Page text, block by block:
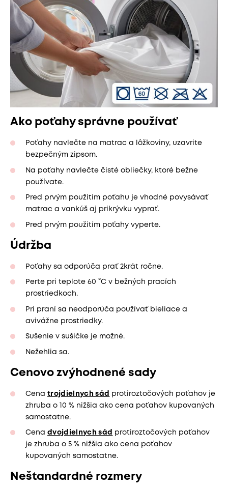
Ako poťahy správne používať
Poťahy navlečte na matrac a lôžkoviny, uzavrite
bezpečným zipsom.
Na poťahy navlečte čisté obliečky, ktoré bežne
používate.
Pred prvým použitím poťahu je vhodné povysávať
matrac a vankúš aj prikrývku vyprať.
Pred prvým použitím poťahy vyperte.
Údržba
Poťahy sa odporúča prať 2krát ročne.
Perte pri teplote 60 °C v bežných pracích
prostriedkoch.
Pri praní sa neodporúča používať bieliace a
avivážne prostriedky.
Sušenie v sušičke je možné.
Nežehlia sa.
Cenovo zvýhodnené sady
Cena trojdielnych sád
protiroztočových poťahov je
zhruba o 10 % nižšia ako cena poťahov kupovaných
samostatne.
Cena dvojdielnych sád
protiroztočových poťahov
je zhruba o 5 % nižšia ako cena poťahov
kupovaných samostatne.
Neštandardné rozmery